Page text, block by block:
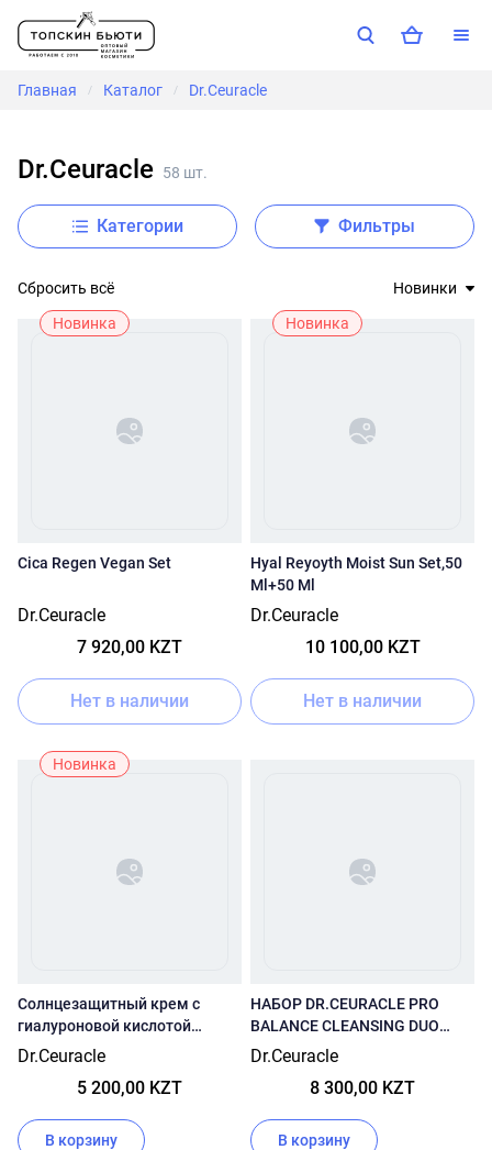
Главная / Каталог / Dr.Ceuracle
Dr.Ceuracle 58 шт.
Категории Фильтры
Сбросить всё
Новинки
Новинка
Сica Regen Vegan Set
Dr.Ceuracle
7 920,00 KZT
Нет в наличии
Новинка
Hyal Reyoyth Moist Sun Set,50
Ml+50 Ml
Dr.Ceuracle
10 100,00 KZT
Нет в наличии
Новинка
Солнцезащитный крем с
гиалуроновой кислотой
Dr.Ceuracle Hyal Reyouth Moist
Dr.Ceuracle
5 200,00 KZT
В корзину
НАБОР DR.CEURACLE PRO
BALANCE CLEANSING DUO
COLLECTION
Dr.Ceuracle
8 300,00 KZT
В корзину